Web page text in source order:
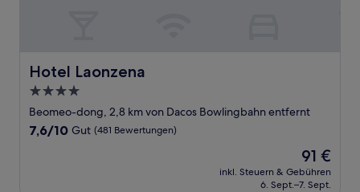
Hotel Laonzena
Hotel Laonzena
4.0-
Sterne-
Unterkunft
Beomeo-dong, 2,8 km von Dacos Bowlingbahn entfernt
7.6
7,6/10 Gut (481 Bewertungen)
Der
Preis
beträgt
91 €
inkl. Steuern & Gebühren
6. Sept.–7. Sept.